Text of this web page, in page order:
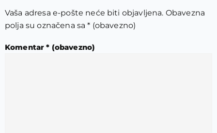
Vaša adresa e-pošte neće biti objavljena. Obavezna
polja su označena sa* (obavezno)
Komentar* (obavezno)